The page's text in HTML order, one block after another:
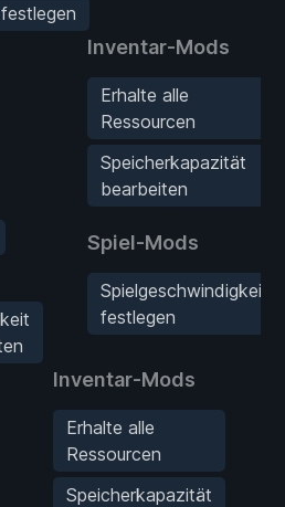
Inventar-Mods
Erhalte alle
Ressourcen
Speicherkapazität
bearbeiten
Spiel-Mods
Spielgeschwindigkeit
festlegen
Inventar-Mods
Erhalte alle
Ressourcen
Speicherkapazität